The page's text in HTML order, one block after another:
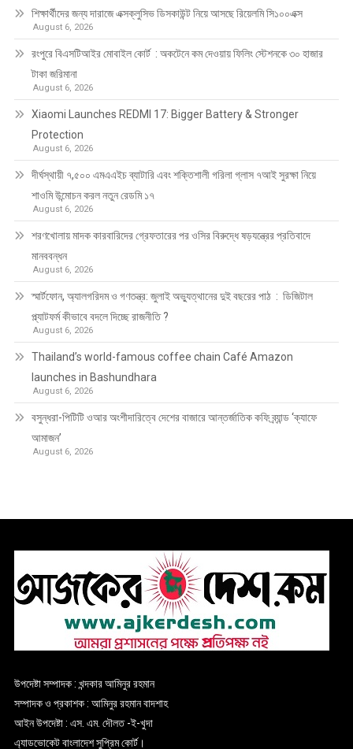
শিক্ষার্থীদের জন্য দারাজে এক্সক্লুসিভ ডিসকাউন্ট নিয়ে আসছে রিয়েলমি সি১০০এক্স
August 6, 2026
রংপুরে বিএসটিআইর মোবাইল কোর্ট : অকটেনে কম দেওয়ায় ফিলিং স্টেশনকে ৩০ হাজার
টাকা জরিমানা
August 6, 2026
Xiaomi Launches REDMI 17: Bigger Battery & Stronger
Protection
August 6, 2026
দীর্ঘস্থায়ী ৭,৫০০ এমএএইচ ব্যাটারি এবং শক্তিশালী গরিলা গ্লাস ৭আই সুরক্ষা নিয়ে
শাওমি উন্মোচন করল নতুন রেডমি ১৭
August 6, 2026
শরণখোলায় মাদক কারবারিদের গ্রেফতারের পর ওসির বিরুদ্ধে ষড়যন্ত্রের প্রতিবাদে
মানববন্ধন
August 6, 2026
স্মার্টফোন, অ্যালগরিদম ও গণতন্ত্র: জুলাই অভ্যুত্থানের দুই বছরের পাঠ : ডিজিটাল
প্ল্যাটফর্ম কীভাবে বদলে দিচ্ছে রাজনীতি ?
August 6, 2026
Thailand’s world-famous coffee chain Café Amazon
launches in Bashundhara
August 6, 2026
বসুন্ধরা-পিটিটি ওআর অংশীদারিত্বে দেশের বাজারে আন্তর্জাতিক কফি ব্র্যান্ড ‘ক্যাফে
আমাজন’
August 6, 2026
উপদেষ্টা সম্পাদক : খন্দকার আমিনুর রহমান
সম্পাদক ও প্রকাশক : আমিনুর রহমান বাদশাহ
আইন উপদেষ্টা : এস. এম. দৌলত -ই-খুদা
এ্যাডভোকেট বাংলাদেশ সুপ্রিম কোর্ট।